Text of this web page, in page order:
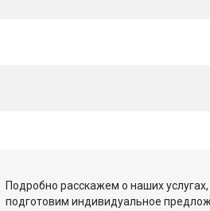
Подробно расскажем о наших
подготовим индивидуальное